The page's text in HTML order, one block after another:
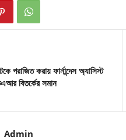
পরাজিত করায় ফার্নান্দেস অ্যাসিস্ট
বিতর্কের সমান
Admin